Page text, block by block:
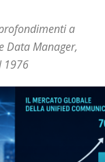
a
Data Manager,
1976